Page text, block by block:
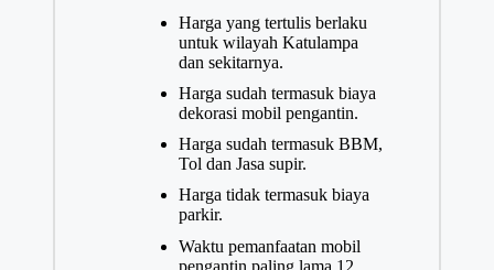
Harga yang tertulis berlaku
untuk wilayah Katulampa
dan sekitarnya.
Harga sudah termasuk biaya
dekorasi mobil pengantin.
Harga sudah termasuk BBM,
Tol dan Jasa supir.
Harga tidak termasuk biaya
parkir.
Waktu pemanfaatan mobil
pengantin paling lama 12